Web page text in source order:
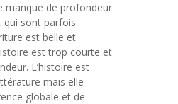
manque de profondeur
qui sont parfois
est belle et
est trop courte et
L’histoire est
mais elle
globale et de